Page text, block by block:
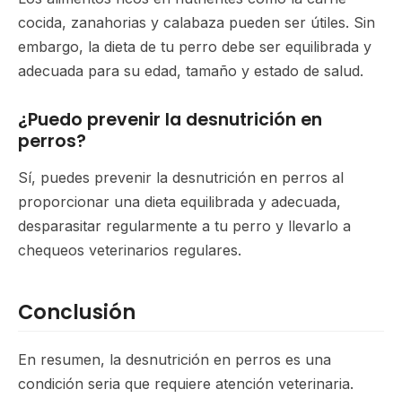
cocida, zanahorias y calabaza pueden ser útiles. Sin
embargo, la dieta de tu perro debe ser equilibrada y
adecuada para su edad, tamaño y estado de salud.
¿Puedo prevenir la desnutrición en
perros?
Sí, puedes prevenir la desnutrición en perros al
proporcionar una dieta equilibrada y adecuada,
desparasitar regularmente a tu perro y llevarlo a
chequeos veterinarios regulares.
Conclusión
En resumen, la desnutrición en perros es una
condición seria que requiere atención veterinaria.